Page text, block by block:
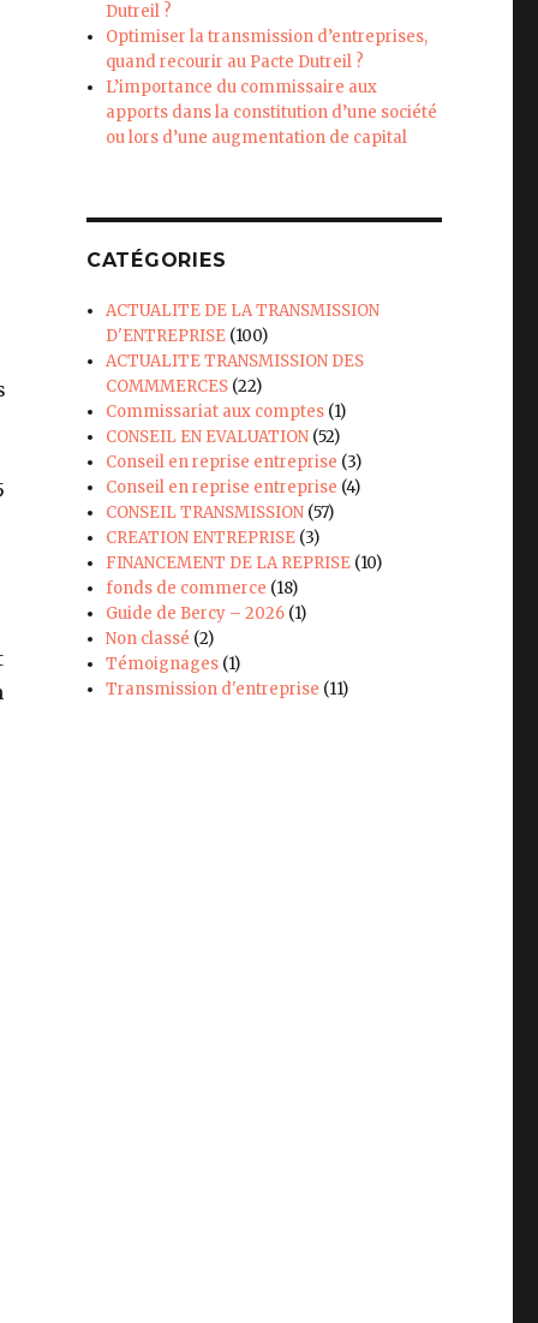
Dutreil ?
Optimiser la transmission d’entreprises,
quand recourir au Pacte Dutreil ?
L’importance du commissaire aux
apports dans la constitution d’une société
ou lors d’une augmentation de capital
CATÉGORIES
ACTUALITE DE LA TRANSMISSION
D'ENTREPRISE (100)
ACTUALITE TRANSMISSION DES
COMMMERCES (22)
Commissariat aux comptes (1)
CONSEIL EN EVALUATION (52)
Conseil en reprise entreprise (3)
Conseil en reprise entreprise (4)
CONSEIL TRANSMISSION (57)
CREATION ENTREPRISE (3)
FINANCEMENT DE LA REPRISE (10)
fonds de commerce (18)
Guide de Bercy – 2026 (1)
Non classé (2)
Témoignages (1)
Transmission d'entreprise (11)